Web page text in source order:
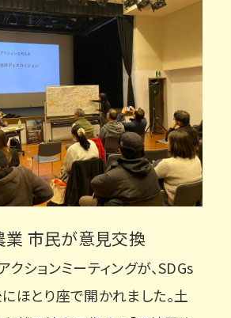
市民が意見交換
ションミーティングが、SDGs
ほとり座で開かれました。土